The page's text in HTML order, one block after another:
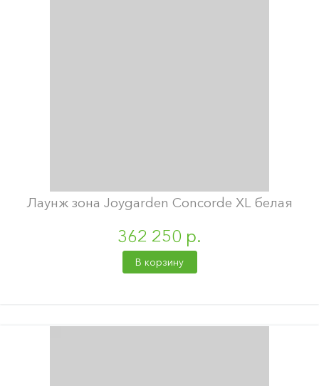
Лаунж зона Joygarden Concorde XL белая
362 250 р.
В корзину